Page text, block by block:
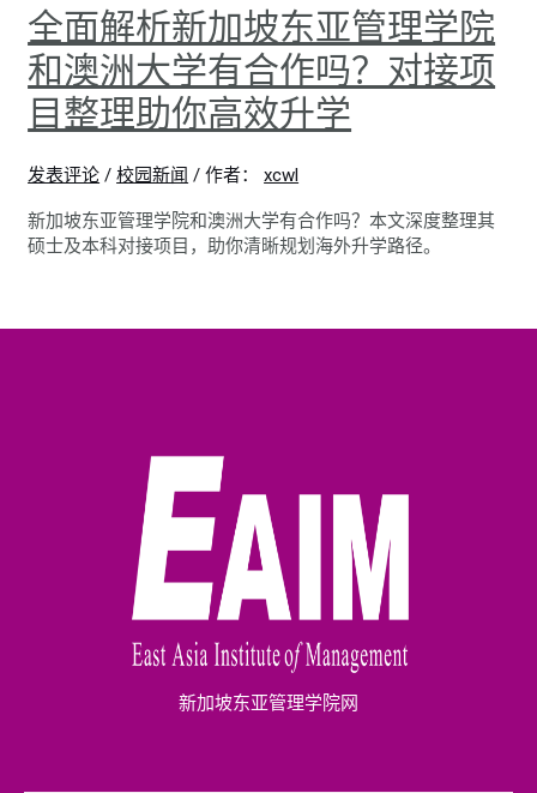
全面解析新加坡东亚管理学院
和澳洲大学有合作吗？对接项
目整理助你高效升学
发表评论 /校园新闻 / 作者： xcwl
新加坡东亚管理学院和澳洲大学有合作吗？本文深度整理其
硕士及本科对接项目，助你清晰规划海外升学路径。
新加坡东亚管理学院网